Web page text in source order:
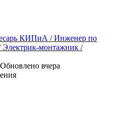
КИПиА / Инженер по
Электрик-монтажник /
Обновлено вчера